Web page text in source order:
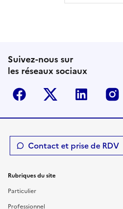
Suivez-nous sur
les réseaux sociaux
Facebook Twitter-X Linkedin
Contact et prise de RDV
Rubriques du site
Particulier
Professionnel